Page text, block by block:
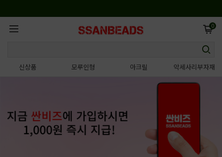
0
신상품 모루인형 아크릴 악세사리부자재